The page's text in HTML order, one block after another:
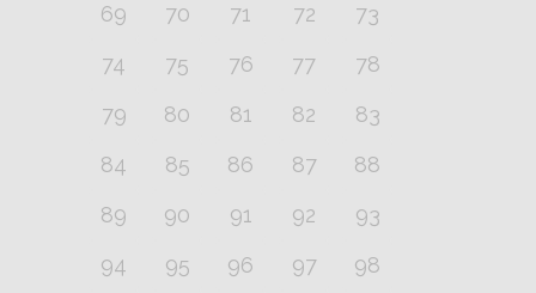
69
70 71 72
73
74
75 76 77
78
79
80 81 82
83
84
85 86 87
88
89
90 91 92
93
94
95 96 97
98